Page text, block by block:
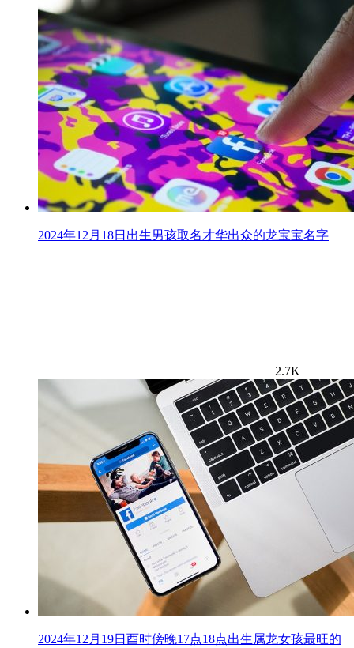
2024年12月18日出生男孩取名才华出众的龙宝宝名字
2.7K
2024年12月19日酉时傍晚17点18点出生属龙女孩最旺的